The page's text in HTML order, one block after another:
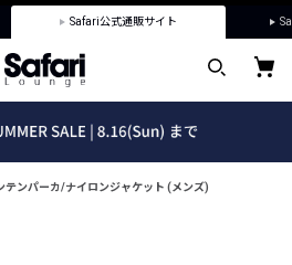
Safari公式通販サイト
テンパーカ/ナイロンジャケット (メンズ)